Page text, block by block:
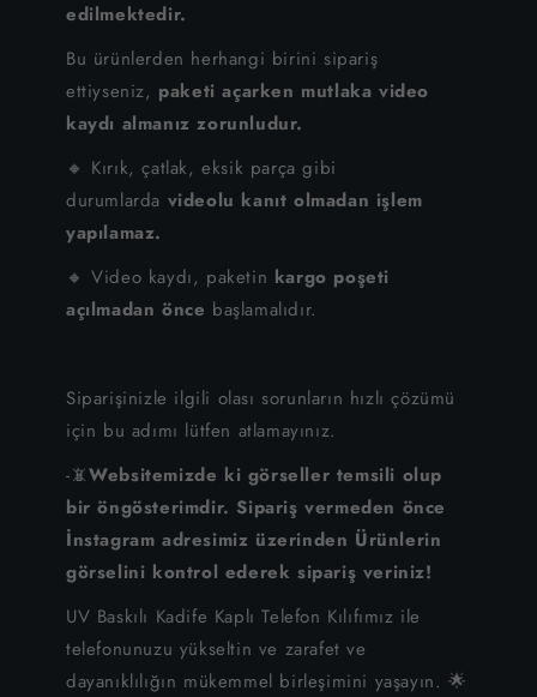
edilmektedir.
Bu ürünlerden herhangi birini sipariş
ettiyseniz, paketi açarken mutlaka video
kaydı almanız zorunludur.
🔸 Kırık, çatlak, eksik parça gibi
durumlarda videolu kanıt olmadan işlem
yapılamaz.
🔸 Video kaydı, paketin kargo poşeti
açılmadan önce başlamalıdır.
Siparişinizle ilgili olası sorunların hızlı çözümü
için bu adımı lütfen atlamayınız.
-📵Websitemizde ki görseller temsili olup
bir öngösterimdir. Sipariş vermeden önce
İnstagram adresimiz üzerinden Ürünlerin
görselini kontrol ederek sipariş veriniz!
UV Baskılı Kadife Kaplı Telefon Kılıfımız ile
telefonunuzu yükseltin ve zarafet ve
dayanıklılığın mükemmel birleşimini yaşayın. 🌟